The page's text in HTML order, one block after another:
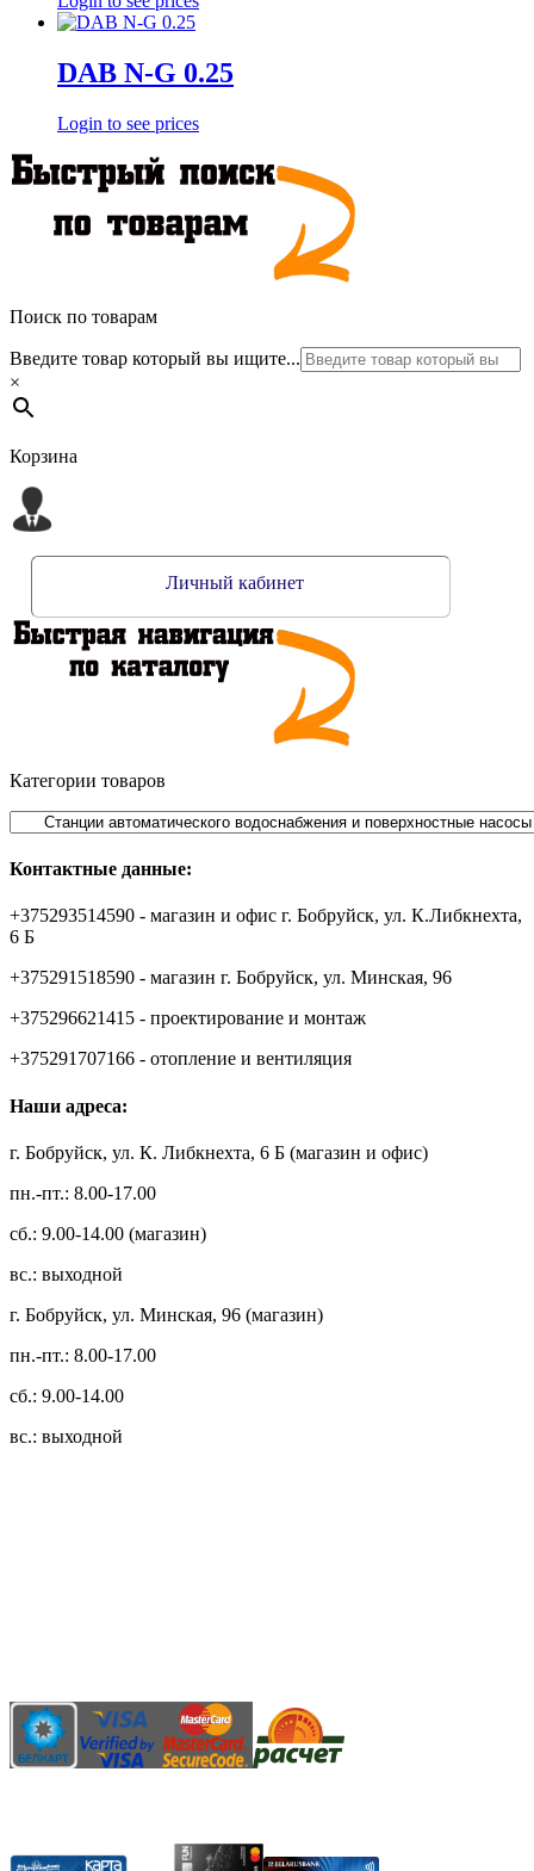
DAB N-G 0.25
Login to see prices
Поиск по товарам
Введите товар который вы ищите...
×
Корзина
Личный кабинет
Категории товаров
Контактные данные:
+375293514590 - магазин и офис г. Бобруйск, ул. К.Либкнехта,
6 Б
+375291518590 - магазин г. Бобруйск, ул. Минская, 96
+375296621415 - проектирование и монтаж
+375291707166 - отопление и вентиляция
Наши адреса:
г. Бобруйск, ул. К. Либкнехта, 6 Б (магазин и офис)
пн.-пт.: 8.00-17.00
сб.: 9.00-14.00 (магазин)
вс.: выходной
г. Бобруйск, ул. Минская, 96 (магазин)
пн.-пт.: 8.00-17.00
сб.: 9.00-14.00
вс.: выходной